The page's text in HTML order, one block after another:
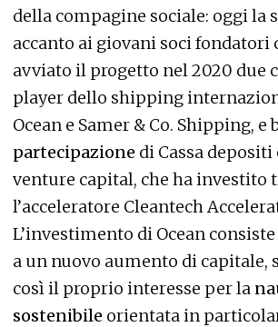
della compagine sociale: oggi la
accanto ai giovani soci fondatori
avviato il progetto nel 2020 due
player dello shipping
Ocean e Samer & Co. Shipping,
partecipazione di Cassa
venture capital, che ha investito
l’acceleratore Cleantech
L’investimento di Ocean
a un nuovo aumento di capitale,
così il proprio interesse per la
sostenibile orientata in